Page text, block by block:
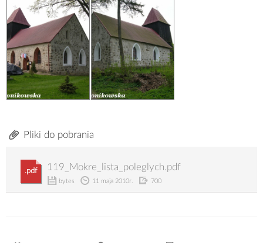
Pliki do pobrania
.pdf 119_Mokre_lista_poleglych.pdf
bytes 11 maja 2010r. 700